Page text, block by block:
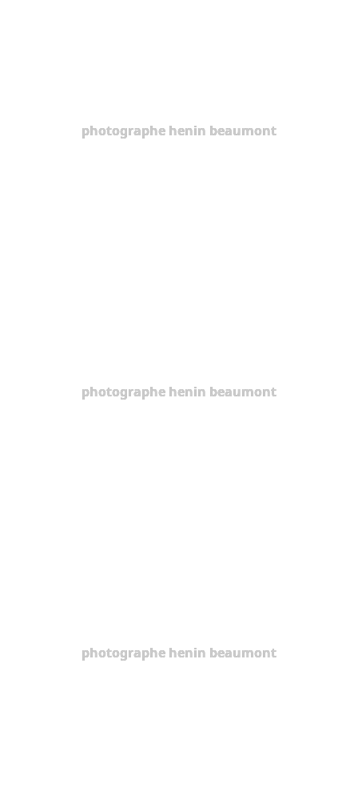
photographe henin beaumont
photographe henin beaumont
photographe henin beaumont